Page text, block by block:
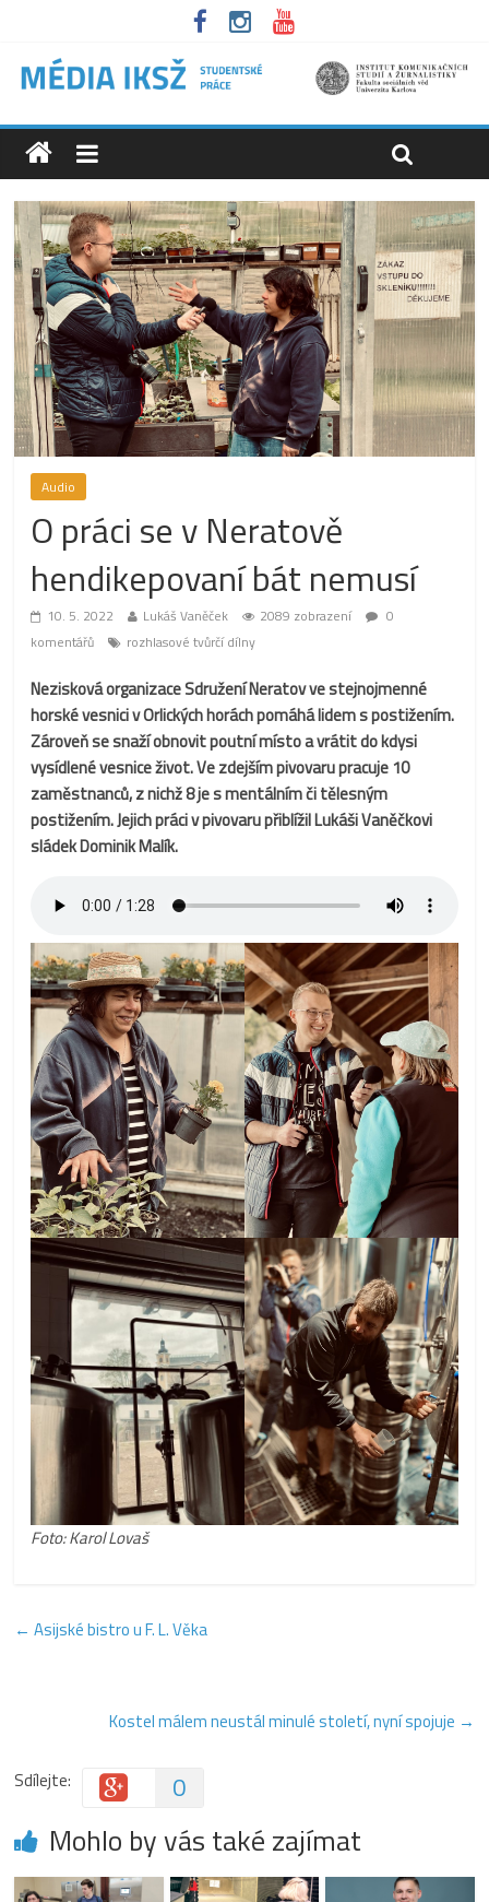
Audio
O práci se v Neratově
hendikepovaní bát nemusí
10. 5. 2022 Lukáš Vaněček 2089 zobrazení
0
komentářů
rozhlasové tvůrčí dílny
Nezisková organizace Sdružení Neratov ve stejnojmenné
horské vesnici v Orlických horách pomáhá lidem s postižením.
Zároveň se snaží obnovit poutní místo a vrátit do kdysi
vysídlené vesnice život. Ve zdejším pivovaru pracuje 10
zaměstnanců, z nichž 8 je s mentálním či tělesným
postižením. Jejich práci v pivovaru přiblížil Lukáši Vaněčkovi
sládek Dominik Malík.
Foto: Karol Lovaš
← Asijské bistro u F. L. Věka
Kostel málem neustál minulé století, nyní spojuje →
Sdílejte: 0
Mohlo by vás také zajímat